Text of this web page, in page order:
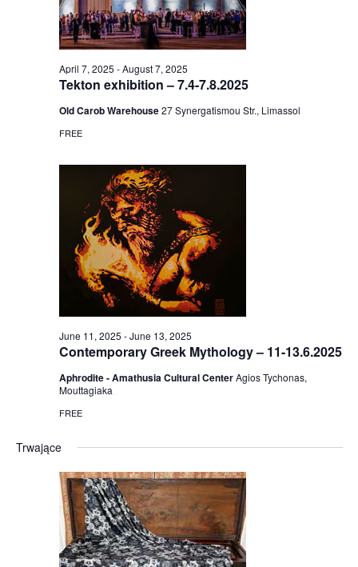
Tekton exhibition – 7.4-7.8.2025
April 7, 2025 -August 7, 2025
Old Carob Warehouse27 Synergatismou Str., Limassol
FREE
Contemporary Greek Mythology – 11-13.6.2025
June 11, 2025 -June 13, 2025
Aphrodite - Amathusia Cultural CenterAgios Tychonas,
Mouttagiaka
FREE
Trwające